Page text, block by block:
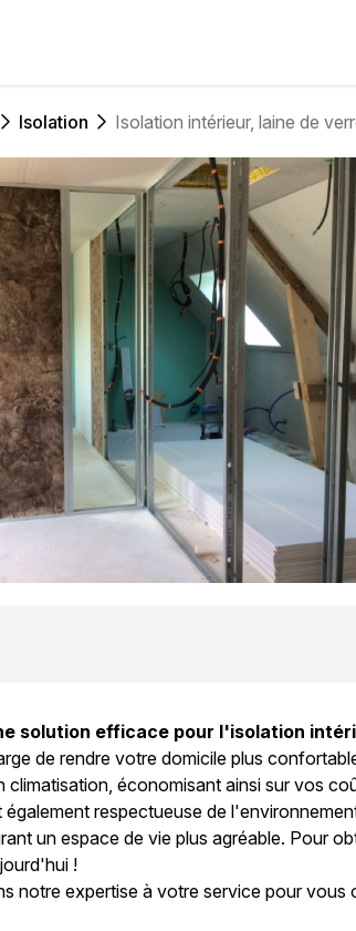
Isolation Isolation intérieur, laine de
solution efficace pour l'isolation
de rendre votre domicile plus
économisant ainsi sur vos
respectueuse de
un espace de vie plus agréable. Pour
!
notre expertise à votre service pour